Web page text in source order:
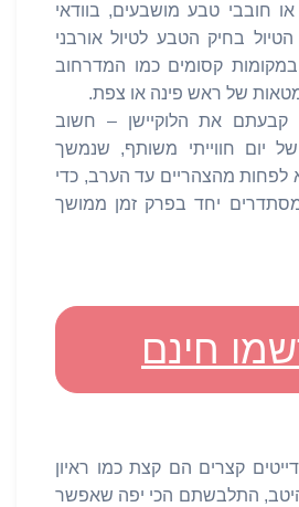
חובבי טבע מושבעים, בוודאי
בחיק הטבע לטיול אורבני
קסומים כמו המדרחוב
של ראש פינה או צפת.
קבעתם את הלוקיישן – חשוב
יום חווייתי משותף, שנמשך
מהצהריים עד הערב, כדי
יחד בפרק זמן ממושך
חינם
קצרים הם קצת כמו ראיון
התלבשתם הכי יפה שאפשר